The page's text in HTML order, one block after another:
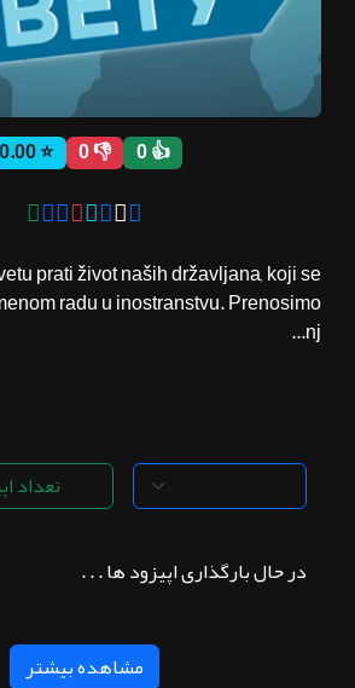
سوالات
متداول
👍 0
👎 0
⭐ 0.00
prati život naših državljana, koji se
radu u inostranstvu. Prenosimo
nj...
تعداد
در حال بارگذاری اپیزود ها . . .
مشاهده بیشتر